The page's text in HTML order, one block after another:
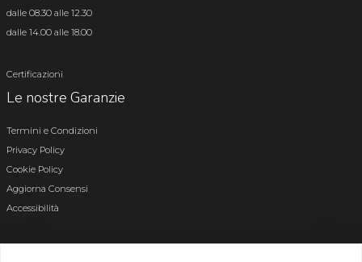
dalle 08.30 alle 12.30
dalle 14.00 alle 18.00
Certificazioni
Le nostre Garanzie
Termini e Condizioni
Privacy Policy
Cookie Policy
Aggiorna Consensi
Accessibilità